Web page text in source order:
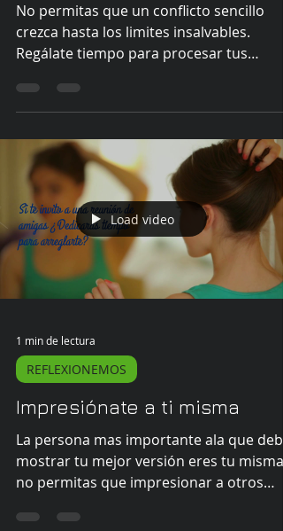
No permitas que un conflicto sencillo
crezca hasta los limites insalvables.
Regálate tiempo para procesar tus
Load video
1 min de lectura
REFLEXIONEMOS
Impresiónate a ti misma
La persona mas importante ala que
mostrar tu mejor versión eres tu misma,
no permitas que impresionar a otros